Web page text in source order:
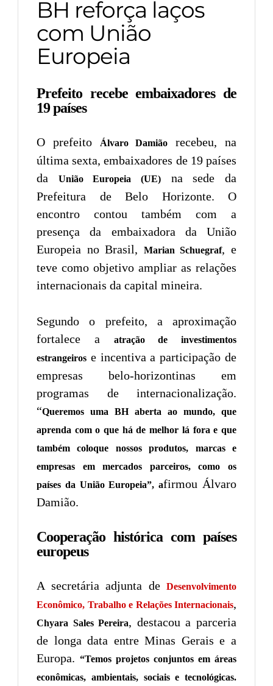
BH reforça laços
com União
Europeia
Prefeito recebe embaixadores de
19 países
O prefeito Álvaro Damião
recebeu, na
última sexta, embaixadores de 19 países
da
União Europeia (UE)
na sede da
Prefeitura de Belo Horizonte. O
encontro contou também com a
presença da embaixadora da União
Europeia no Brasil,
Marian Schuegraf, e
teve como objetivo ampliar as relações
internacionais da capital mineira.
Segundo o prefeito, a aproximação
fortalece a
atração de investimentos
estrangeiros e incentiva a participação de
empresas belo-horizontinas em
programas de internacionalização.
“Queremos uma BH aberta ao mundo, que
aprenda com o que há de melhor lá fora e que
também coloque nossos produtos, marcas e
empresas em mercados parceiros, como os
países da União Europeia”, afirmou Álvaro
Damião.
Cooperação histórica com países
europeus
A secretária adjunta de Desenvolvimento
Econômico, Trabalho e Relações Internacionais,
Chyara Sales Pereira, destacou a parceria
de longa data entre Minas Gerais e a
Europa. “Temos projetos conjuntos em áreas
econômicas, ambientais, sociais e tecnológicas.